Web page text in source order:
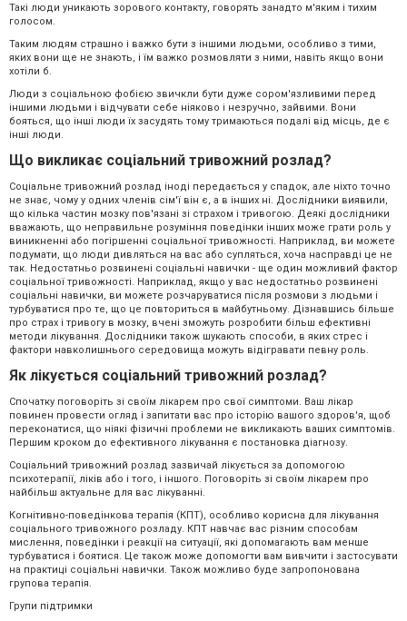
Такі люди уникають зорового контакту, говорять занадто м'яким і тихим
голосом.
Таким людям страшно і важко бути з іншими людьми, особливо з тими,
яких вони ще не знають, і їм важко розмовляти з ними, навіть якщо вони
хотіли б.
Люди з соціальною фобією звичкли бути дуже сором'язливими перед
іншими людьми і відчувати себе ніяково і незручно, зайвими. Вони
бояться, що інші люди їх засудять тому тримаються подалі від місць, де є
інші люди.
Що викликає соціальний тривожний розлад?
Соціальне тривожний розлад іноді передається у спадок, але ніхто точно
не знає, чому у одних членів сім'ї він є, а в інших ні. Дослідники виявили,
що кілька частин мозку пов'язані зі страхом і тривогою. Деякі дослідники
вважають, що неправильне розуміння поведінки інших може грати роль у
виникненні або погіршенні соціальної тривожності. Наприклад, ви можете
подумати, що люди дивляться на вас або супляться, хоча насправді це не
так. Недостатньо розвинені соціальні навички - ще один можливий фактор
соціальної тривожності. Наприклад, якщо у вас недостатньо розвинені
соціальні навички, ви можете розчаруватися після розмови з людьми і
турбуватися про те, що це повториться в майбутньому. Дізнавшись більше
про страх і тривогу в мозку, вчені зможуть розробити більш ефективні
методи лікування. Дослідники також шукають способи, в яких стрес і
фактори навколишнього середовища можуть відігравати певну роль.
Як лікується соціальний тривожний розлад?
Спочатку поговоріть зі своїм лікарем про свої симптоми. Ваш лікар
повинен провести огляд і запитати вас про історію вашого здоров'я, щоб
переконатися, що ніякі фізичні проблеми не викликають ваших симптомів.
Першим кроком до ефективного лікування є постановка діагнозу.
Соціальний тривожний розлад зазвичай лікується за допомогою
психотерапії, ліків або і того, і іншого. Поговоріть зі своїм лікарем про
найбільш актуальне для вас лікуванні.
Когнітивно-поведінкова терапія (КПТ), особливо корисна для лікування
соціального тривожного розладу. КПТ навчає вас різним способам
мислення, поведінки і реакції на ситуації, які допомагають вам менше
турбуватися і боятися. Це також може допомогти вам вивчити і застосувати
на практиці соціальні навички. Також можливо буде запропонована
групова терапія.
Групи підтримки